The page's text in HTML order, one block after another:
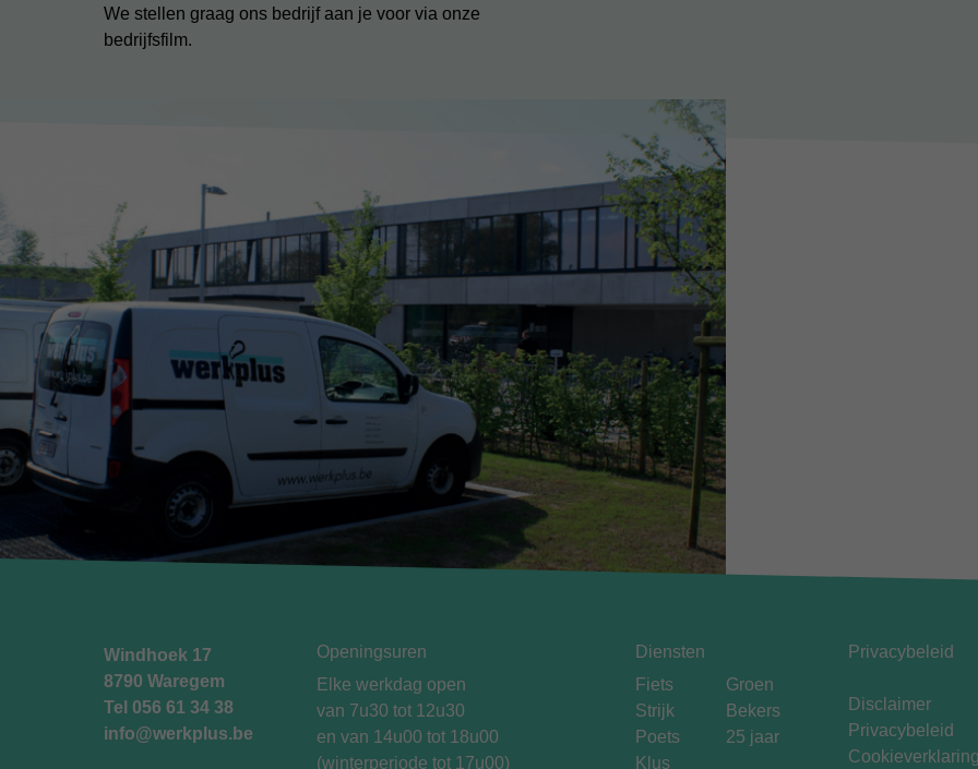
We stellen graag ons bedrijf aan je voor via onze
bedrijfsfilm.
Windhoek 17
8790 Waregem
Tel 056 61 34 38
info@werkplus.be
Openingsuren
Elke werkdag open
van 7u30 tot 12u30
en van 14u00 tot 18u00
(winterperiode tot 17u00)
Diensten
Fiets
Strijk
Poets
Klus
Groen
Bekers
25 jaar
Privacybeleid
Disclaimer
Privacybeleid